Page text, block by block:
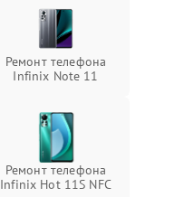
Ремонт телефона
Infinix Note 11
Ремонт телефона
Infinix Hot 11S NFC